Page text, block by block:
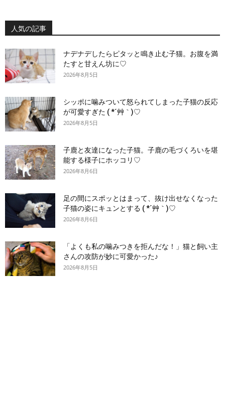
人気の記事
ナデナデしたらピタッと鳴き止む子猫。お腹を満
たすと甘えん坊に♡
2026年8月5日
シッポに噛みついて怒られてしまった子猫の反応
が可愛すぎた ( *´艸｀)♡
2026年8月5日
子鹿と友達になった子猫。子鹿の毛づくろいを堪
能する様子にホッコリ♡
2026年8月6日
足の間にスポッとはまって、抜け出せなくなった
子猫の姿にキュンとする ( *´艸｀)♡
2026年8月6日
「よくも私の噛みつきを拒んだな！」猫と飼い主
さんの攻防が妙に可愛かった♪
2026年8月5日